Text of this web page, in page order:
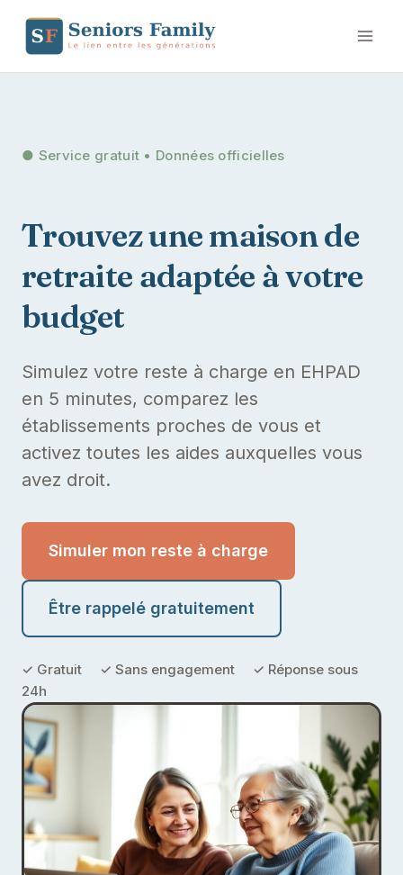
● Service gratuit • Données officielles
Trouvez une maison de
retraite adaptée à votre
budget
Simulez votre reste à charge en EHPAD
en 5 minutes, comparez les
établissements proches de vous et
activez toutes les aides auxquelles vous
avez droit.
Simuler mon reste à charge
Être rappelé gratuitement
✓ Gratuit ✓ Sans engagement ✓ Réponse sous
24h